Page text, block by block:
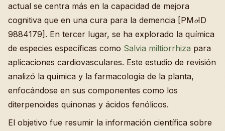
actual se centra más en la capacidad de mejora
cognitiva que en una cura para la demencia [PM𝓸ID
9884179]. En tercer lugar, se ha explorado la química
de especies específicas como Salvia miltiorrhiza para
aplicaciones cardiovasculares. Este estudio de revisión
analizó la química y la farmacología de la planta,
enfocándose en sus componentes como los
diterpenoides quinonas y ácidos fenólicos.
El objetivo fue resumir la información científica sobre